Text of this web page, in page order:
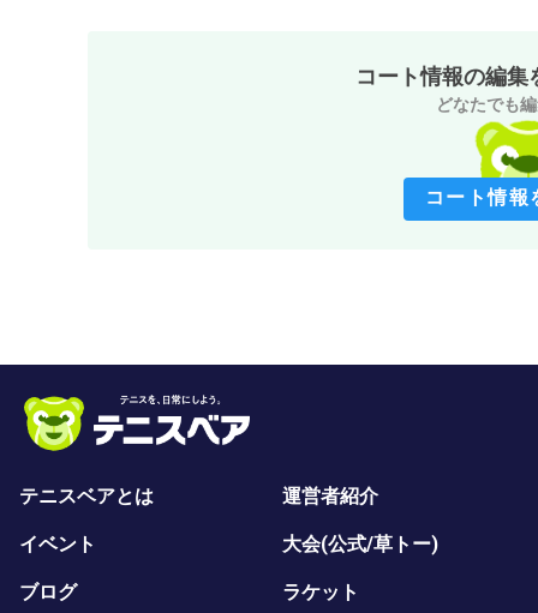
コート情報の編集
どなたでも
コート情報
テニスベアとは 運営者紹介
イベント 大会(公式/草トー)
ブログ ラケット